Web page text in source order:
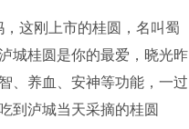
这刚上市的桂圆，名叫蜀
城桂圆是你的最爱，晓光昨
、养血、安神等功能，一过
到泸城当天采摘的桂圆